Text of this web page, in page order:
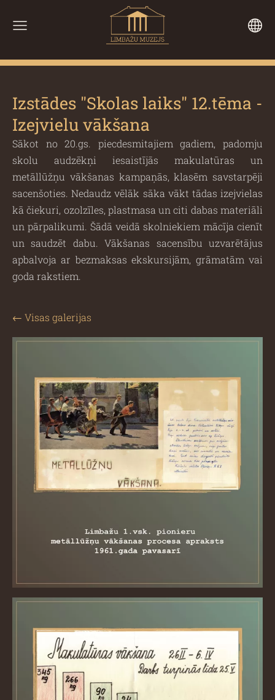
Izstādes "Skolas laiks" 12.tēma -
Izejvielu vākšana
Sākot no 20.gs. piecdesmitajiem gadiem, padomju
skolu audzēkņi iesaistījās makulatūras un
metāllūžņu vākšanas kampaņās, klasēm savstarpēji
sacenšoties. Nedaudz vēlāk sāka vākt tādas izejvielas
kā čiekuri, ozolzīles, plastmasa un citi dabas materiāli
un pārpalikumi. Šādā veidā skolniekiem mācīja cienīt
un saudzēt dabu. Vākšanas sacensību uzvarētājus
apbalvoja ar bezmaksas ekskursijām, grāmatām vai
goda rakstiem.
Visas galerijas